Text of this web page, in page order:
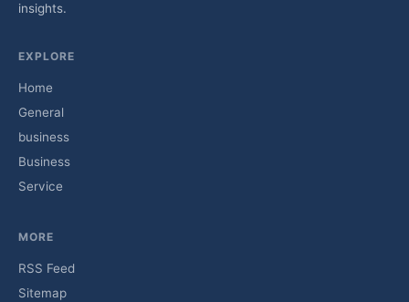
insights.
EXPLORE
Home
General
business
Business
Service
MORE
RSS Feed
Sitemap